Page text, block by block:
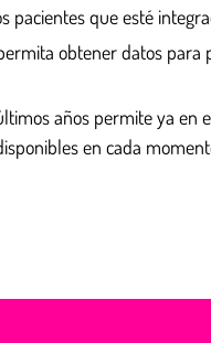
pacientes que esté
obtener datos
años permite ya
en cada